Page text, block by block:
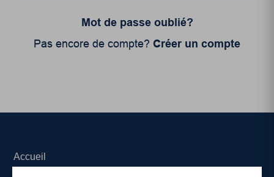
Mot de passe oublié?
Pas encore de compte? Créer un compte
Accueil